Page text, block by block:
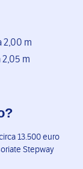
2,00 m
m
13.500 euro
Stepway